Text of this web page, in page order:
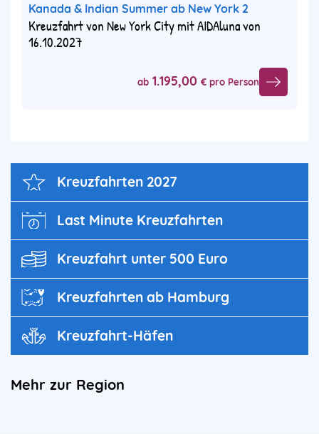
Kanada & Indian Summer ab New York 2
Kreuzfahrt von New York City mit AIDAluna von
16.10.2027
ab 1.195,00 € pro Person
Kreuz­fahrten 2027
Last Minute Kreuzfahrten
Kreuzfahrt unter 500 Euro
Kreuzfahrten ab Hamburg
Kreuzfahrt-Häfen
Mehr zur Region